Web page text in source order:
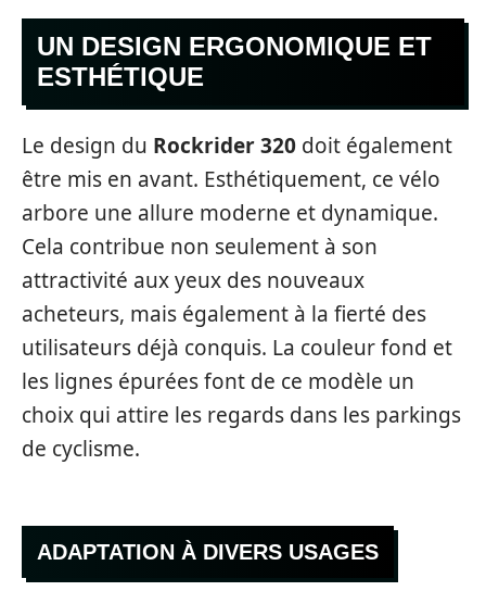
UN DESIGN ERGONOMIQUE ET
ESTHÉTIQUE
Le design du Rockrider 320 doit également
être mis en avant. Esthétiquement, ce vélo
arbore une allure moderne et dynamique.
Cela contribue non seulement à son
attractivité aux yeux des nouveaux
acheteurs, mais également à la fierté des
utilisateurs déjà conquis. La couleur fond et
les lignes épurées font de ce modèle un
choix qui attire les regards dans les parkings
de cyclisme.
ADAPTATION À DIVERS USAGES